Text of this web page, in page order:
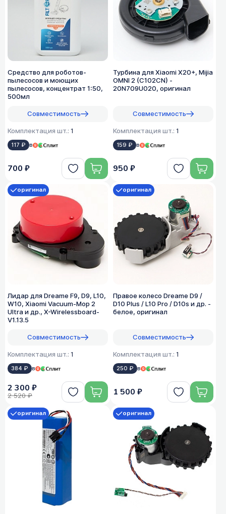
Средство для роботов-
пылесосов и моющих
пылесосов, концентрат 1:50,
500мл
Совместимость
Комплектация шт.: 1
117 ₽ в
700 ₽
Турбина для Xiaomi X20+, Mijia
OMNI 2 (C102CN) -
20N709U020, оригинал
Совместимость
Комплектация шт.: 1
159 ₽ в
950 ₽
Лидар для Dreame F9, D9, L10,
W10, Xiaomi Vacuum-Mop 2
Ultra и др., X-Wirelessboard-
V1.13.5
Совместимость
Комплектация шт.: 1
384 ₽ в
оригинал
2 300 ₽
2 520 ₽
Правое колесо Dreame D9 /
D10 Plus / L10 Pro / D10s и др. -
белое, оригинал
Совместимость
Комплектация шт.: 1
250 ₽ в
оригинал
1 500 ₽
оригинал оригинал